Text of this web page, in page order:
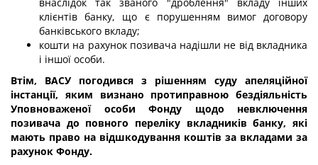
клієнтів банку, що є порушенням вимог договору
банківського вкладу;
кошти на рахунок позивача надішли не від вкладника
і іншої особи.
Втім, ВАСУ погодився з рішенням суду апеляційної
інстанції, яким визнано протиправною бездіяльність
Уповноваженої особи Фонду щодо невключення
позивача до повного переліку вкладників банку, які
мають право на відшкодування коштів за вкладами за
рахунок Фонду.